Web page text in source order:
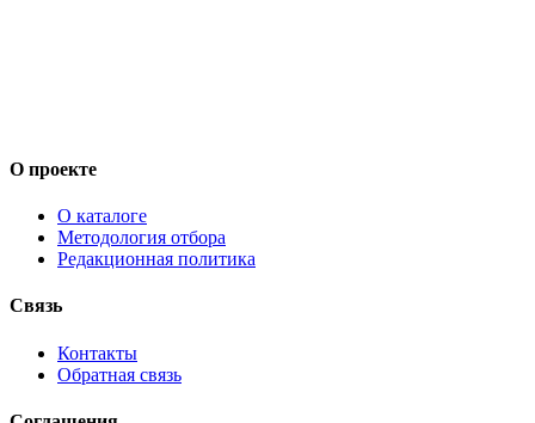
О проекте
О каталоге
Методология отбора
Редакционная политика
Связь
Контакты
Обратная связь